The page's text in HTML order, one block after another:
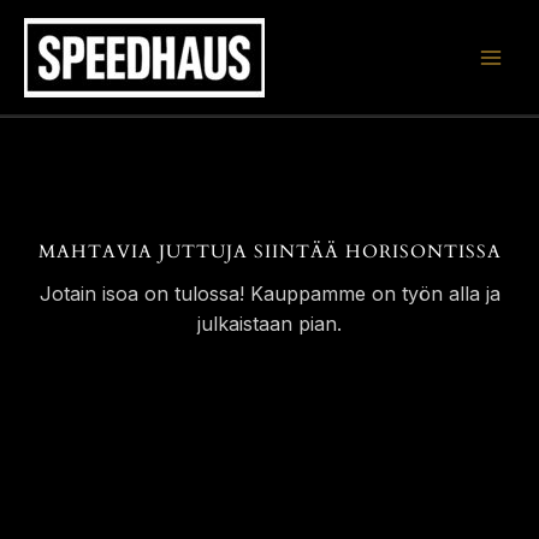
Siirry
sisältöön
MAHTAVIA JUTTUJA SIINTÄÄ HORISONTISSA
Jotain isoa on tulossa! Kauppamme on työn alla ja
julkaistaan pian.